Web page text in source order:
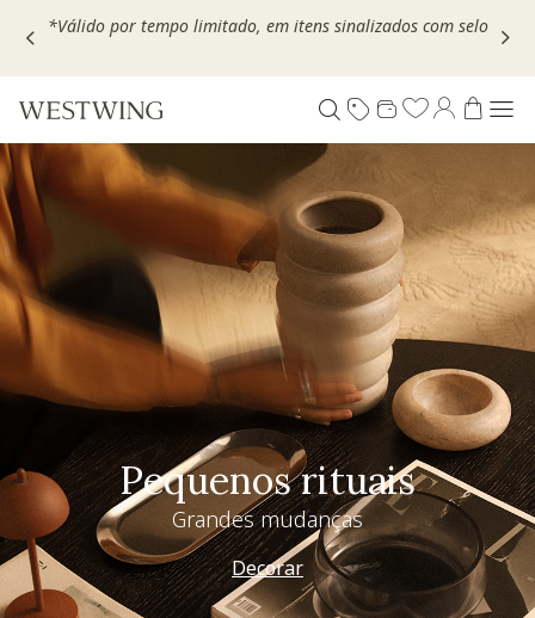
Escolha seu VOUCHER e ganhe até 30% OFF*: useMOVEL30,
Pequenos rituais
Grandes mudanças
Decorar